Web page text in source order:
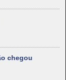
chegou